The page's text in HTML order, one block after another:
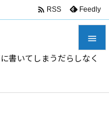
書いてしまうだらしなく



 RSS Feedly